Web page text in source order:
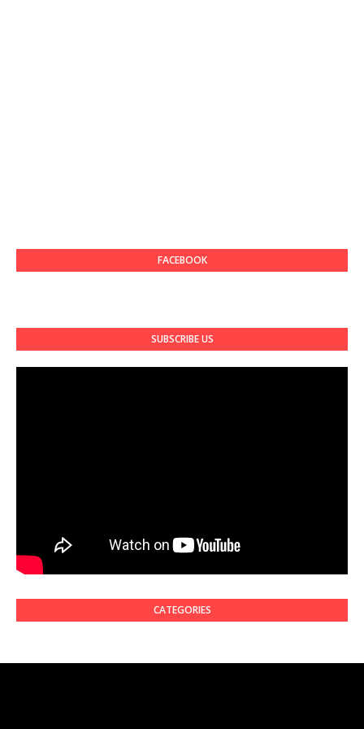
FACEBOOK
SUBSCRIBE US
CATEGORIES